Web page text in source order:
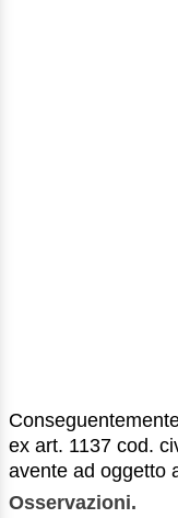
ex art. 1137 cod.
avente ad oggetto
Osservazioni.